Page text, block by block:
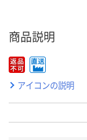
商品説明
アイコンの説明